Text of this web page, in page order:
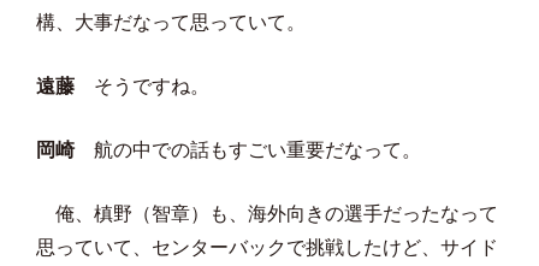
構、大事だなって思っていて。
遠藤 そうですね。
岡崎 航の中での話もすごい重要だなって。
俺、槙野（智章）も、海外向きの選手だったなって
思っていて、センターバックで挑戦したけど、サイド